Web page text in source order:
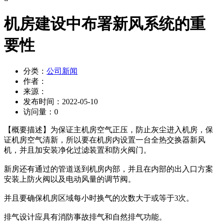
机房建设中布署新风系统的重
要性
分类： 公司新闻
作者：
来源：
发布时间： 2022-05-10
访问量： 0
【概要描述】 为保证主机房空气正压，防止灰尘进入机房，保
证机房空气清新，所以要在机房内设置一台全热交换器新风
机，并且加安装净化过滤装置和防火阀门。
新房还有通过的管道送到机房内部，并且在内部的出入口方案
安装上防火阀以及电动风量的调节阀。
并且要确保机房区域每小时换气的次数大于或等于3次。
排气设计应具有消防事故排气和自然排气功能。